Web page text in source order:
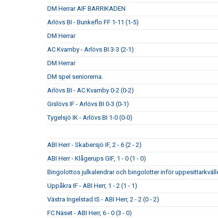
DM Herrar AIF BARRIKADEN
Arlövs BI - Bunkeflo FF 1-11 (1-5)
DM Herrar
AC Kvarnby - Arlövs BI 3-3 (2-1)
DM Herrar
DM spel seniorerna.
Arlövs BI - AC Kvarnby 0-2 (0-2)
Gislövs IF - Arlövs BI 0-3 (0-1)
Tygelsjö IK - Arlövs BI 1-0 (0-0)
ABI Herr - Skabersjö IF, 2 - 6 (2 - 2)
ABI Herr - Klågerups GIF, 1 - 0 (1 - 0)
Bingolottos julkalendrar och bingolotter inför
Uppåkra IF - ABI Herr, 1 - 2 (1 - 1)
Västra Ingelstad IS - ABI Herr, 2 - 2 (0 - 2)
FC Näset - ABI Herr, 6 - 0 (3 - 0)